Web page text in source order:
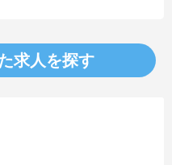
求人を探す